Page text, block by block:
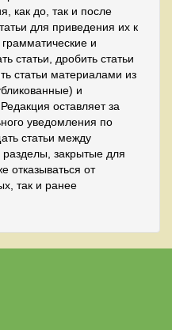
как до, так и после
для приведения их к
и
статьи, дробить статьи
статьи материалами из
и
оставляет за
уведомления по
статьи между
закрытые для
отказываться от
так и ранее